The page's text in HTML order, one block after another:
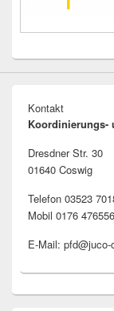
Kontakt
Koordinierungs-
Dresdner Str. 30
01640 Coswig
Telefon 03523
Mobil 0176
E-Mail: